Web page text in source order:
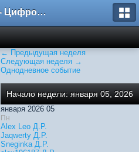
1DV.ru - Цифровое видео
← Предыдущая неделя
Следующая неделя →
Однодневное событие
Начало недели: января 05, 2026
января 2026 05
Пн
Alex Leo Д.Р.
Jaqwerty Д.Р.
Sneginka Д.Р.